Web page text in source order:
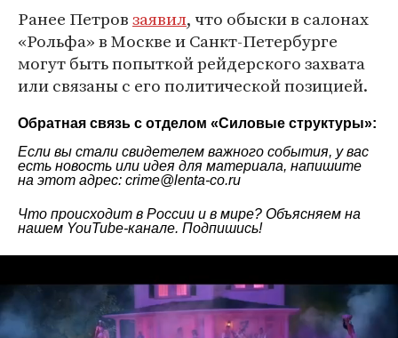
Ранее Петровзаявил, что обыски в салонах
«Рольфа» в Москве и Санкт-Петербурге
могут быть попыткой рейдерского захвата
или связаны с его политической позицией.
Обратная связь с отделом «Силовые структуры»:
Если вы стали свидетелем важного события, у вас
есть новость или идея для материала, напишите
на этот адрес: crime@lenta-co.ru
Что происходит в России и в мире? Объясняем на
нашем YouTube-канале. Подпишись!